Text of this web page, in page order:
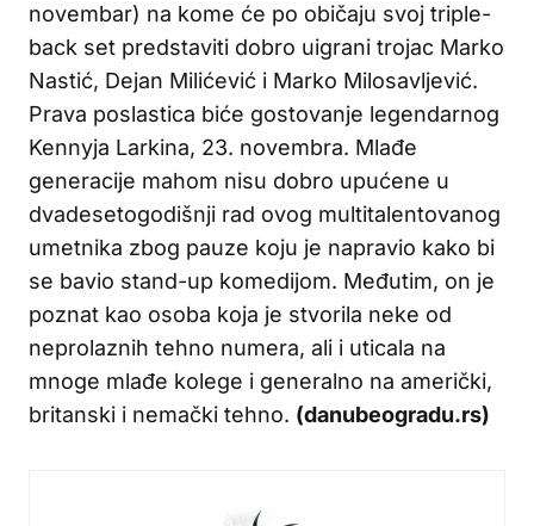
novembar) na kome će po običaju svoj triple-
back set predstaviti dobro uigrani trojac Marko
Nastić, Dejan Milićević i Marko Milosavljević.
Prava poslastica biće gostovanje legendarnog
Kennyja Larkina, 23. novembra. Mlađe
generacije mahom nisu dobro upućene u
dvadesetogodišnji rad ovog multitalentovanog
umetnika zbog pauze koju je napravio kako bi
se bavio stand-up komedijom. Međutim, on je
poznat kao osoba koja je stvorila neke od
neprolaznih tehno numera, ali i uticala na
mnoge mlađe kolege i generalno na američki,
britanski i nemački tehno. (danubeogradu.rs)